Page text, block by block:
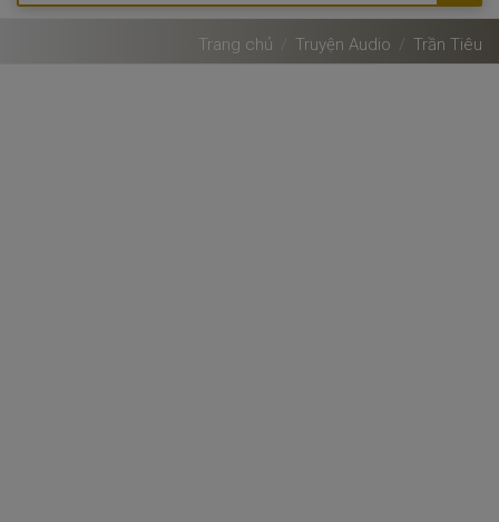
Trang chủ Truyện Audio Trần Tiêu